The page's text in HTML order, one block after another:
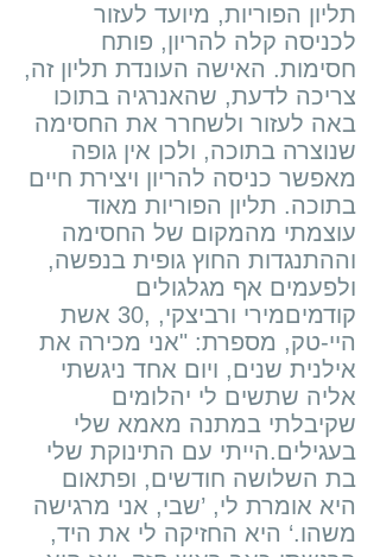
תליון הפוריות, מיועד לעזור
לכניסה קלה להריון, פותח
חסימות. האישה העונדת תליון זה,
צריכה לדעת, שהאנרגיה בתוכו
באה לעזור ולשחרר את החסימה
שנוצרה בתוכה, ולכן אין גופה
מאפשר כניסה להריון ויצירת חיים
בתוכה. תליון הפוריות מאוד
עוצמתי מהמקום של החסימה
וההתנגדות החוץ גופית בנפשה,
ולפעמים אף מגלגולים
קודמיםמירי ורביצקי, ,30 אשת
היי-טק, מספרת: "אני מכירה את
אילנית שנים, ויום אחד ניגשתי
אליה שתשים לי יהלומים
שקיבלתי במתנה מאמא שלי
בעגילים.הייתי עם התינוקת שלי
בת השלושה חודשים, ופתאום
היא אומרת לי, ’שבי, אני מרגישה
משהו.‘ היא החזיקה לי את היד,